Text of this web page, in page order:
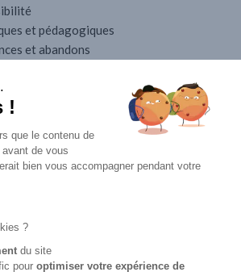
!
que le contenu de
de vous
bien vous accompagner pendant votre
?
du site
pour optimiser votre expérience de
et pédagogiques
et abandons